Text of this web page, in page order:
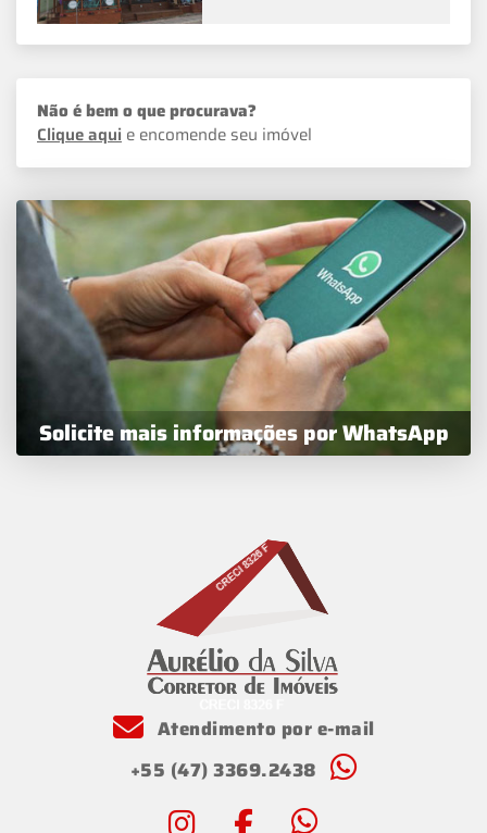
Não é bem o que procurava?
Clique aqui e encomende seu imóvel
Solicite mais informações por WhatsApp
Atendimento por e-mail
+55 (47) 3369.2438